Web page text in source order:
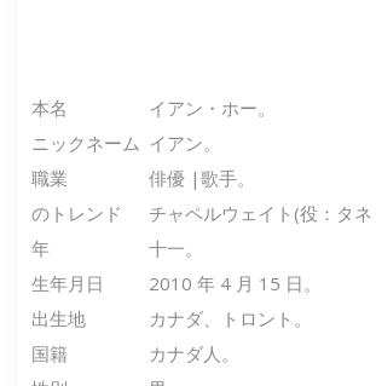
本名
イアン・ホー。
ニックネーム イアン。
職業
俳優 |歌手。
のトレンド
チャペルウェイト(役：タネ
年
十一。
生年月日
2010 年 4 月 15 日。
出生地
カナダ、トロント。
国籍
カナダ人。